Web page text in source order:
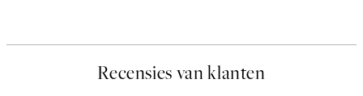
Recensies van klanten